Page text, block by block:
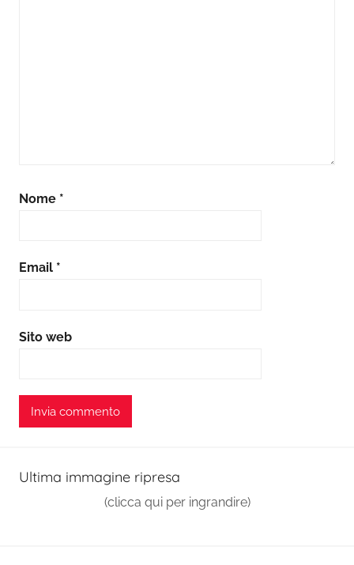
Nome *
Email *
Sito web
Ultima immagine ripresa
(clicca qui per ingrandire)